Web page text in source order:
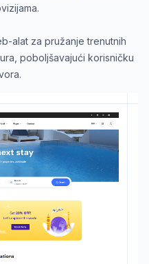
alat za pružanje trenutnih
poboljšavajući korisničku